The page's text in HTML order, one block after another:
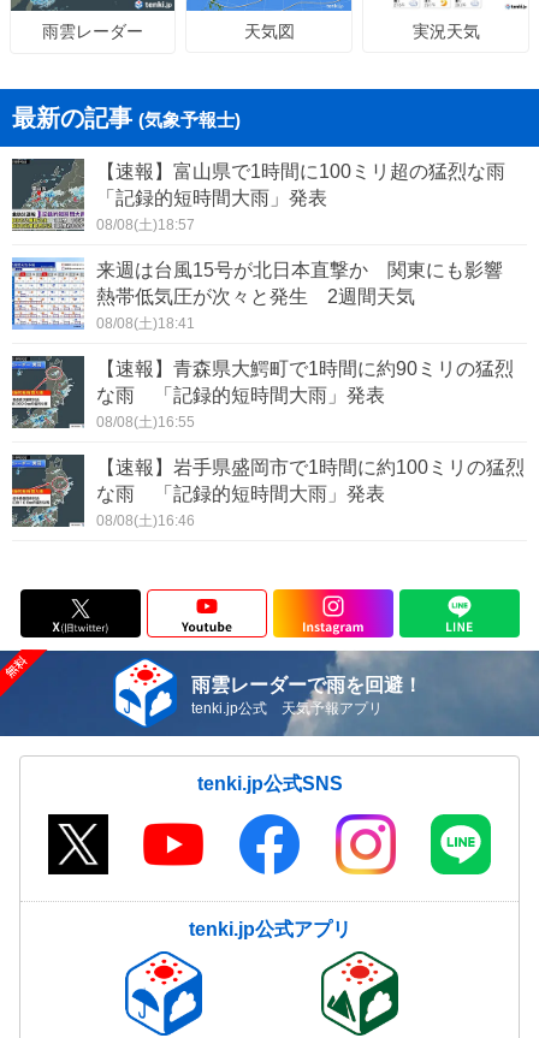
雨雲レーダー 天気図 実況天気
最新の記事 (気象予報士)
【速報】富山県で1時間に100ミリ超の猛烈な雨
「記録的短時間大雨」発表
08/08(土)18:57
来週は台風15号が北日本直撃か 関東にも影響
熱帯低気圧が次々と発生 2週間天気
08/08(土)18:41
【速報】青森県大鰐町で1時間に約90ミリの猛烈
な雨 「記録的短時間大雨」発表
08/08(土)16:55
【速報】岩手県盛岡市で1時間に約100ミリの猛烈
な雨 「記録的短時間大雨」発表
08/08(土)16:46
雨雲レーダーで雨を回避！
tenki.jp公式 天気予報アプリ
tenki.jp公式SNS
tenki.jp公式アプリ